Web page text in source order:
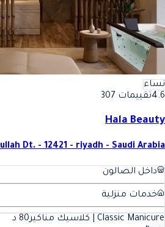
نساء
4.6تقييمات 307
Hala Beauty
Dt. - 12421 - riyadh - Saudi Arabia
داخل الصالون
خدمات منزلية
Classic Manicure | كلاسيك مناكير 80 د